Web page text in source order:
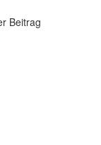
Beitrag